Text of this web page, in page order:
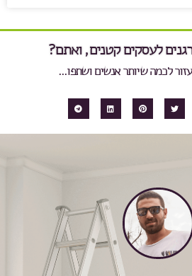
לעסקים קטנים, ואתם?
לכמה שיותר אנשים ושתפו...